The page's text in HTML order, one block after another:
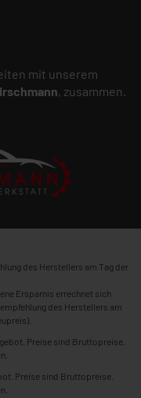
mit unserem
, zusammen.
des Herstellers am Tag der
Ersparnis errechnet sich
des Herstellers am
Preise sind Bruttopreise.
Preise sind Bruttopreise.